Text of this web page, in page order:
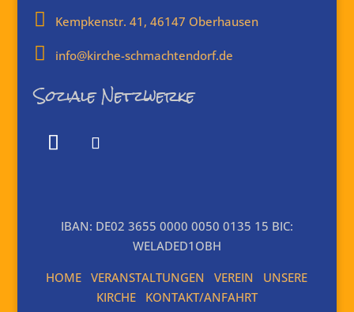
 Kempkenstr. 41, 46147 Oberhausen
 info@kirche-schmachtendorf.de
Soziale Netzwerke
IBAN: DE02 3655 0000 0050 0135 15 BIC:
WELADED1OBH
HOME
VERANSTALTUNGEN VEREIN
UNSERE
KIRCHE
KONTAKT/ANFAHRT